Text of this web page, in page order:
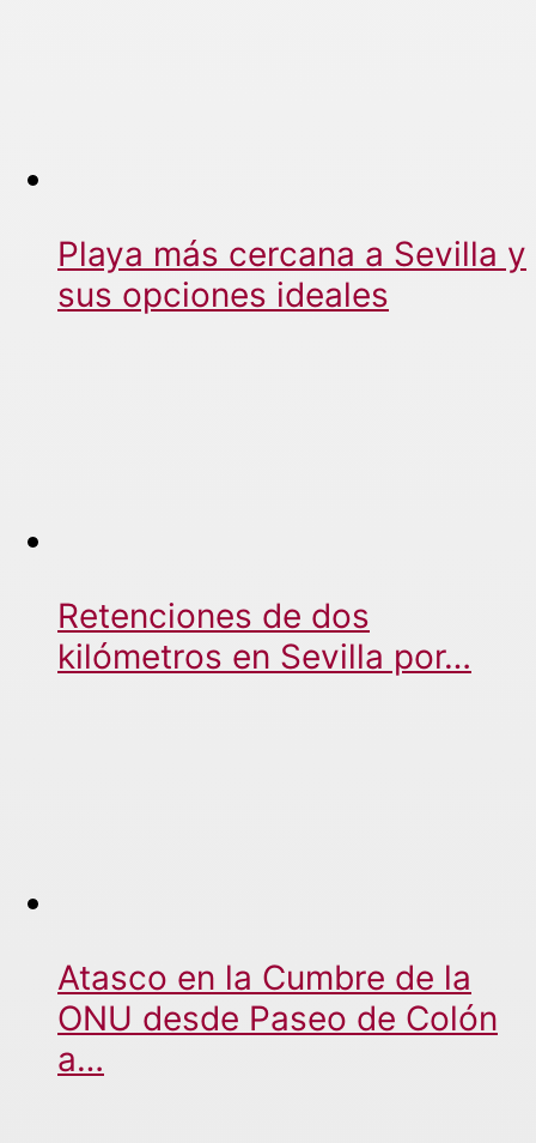
Playa más cercana a Sevilla y
sus opciones ideales
Retenciones de dos
kilómetros en Sevilla por…
Atasco en la Cumbre de la
ONU desde Paseo de Colón
a…